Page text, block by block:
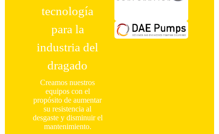
tecnología
para la
industria del
dragado
Creamos nuestros
equipos con el
propósito de aumentar
su resistencia al
desgaste y disminuir el
mantenimiento.